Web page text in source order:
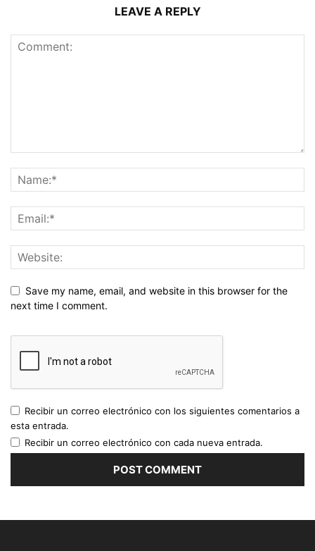
LEAVE A REPLY
Save my name, email, and website in this browser for the
next time I comment.
Recibir un correo electrónico con los siguientes comentarios a
esta entrada.
Recibir un correo electrónico con cada nueva entrada.